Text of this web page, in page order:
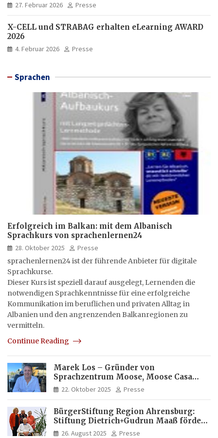
27. Februar 2026 Presse
X-CELL und STRABAG erhalten eLearning AWARD
2026
4. Februar 2026 Presse
Sprachen
Erfolgreich im Balkan: mit dem Albanisch
Sprachkurs von sprachenlernen24
28. Oktober 2025
Presse
sprachenlernen24 ist der führende Anbieter für digitale
Sprachkurse.
Dieser Kurs ist speziell darauf ausgelegt, Lernenden die
notwendigen Sprachkenntnisse für eine erfolgreiche
Kommunikation im beruflichen und privaten Alltag in
Albanien und den angrenzenden Balkanregionen zu
vermitteln.
Continue Reading
Marek Los – Gründer von
Sprachzentrum Moose, Moose Casa
Italia und Apartamento Brasil |
Internationaler Experte für Bildung
22. Oktober 2025 Presse
BürgerStiftung Region Ahrensburg:
Stiftung Dietrich+Gudrun Maaß fördert
Deutschkenntnisse von Frauen
26. August 2025 Presse